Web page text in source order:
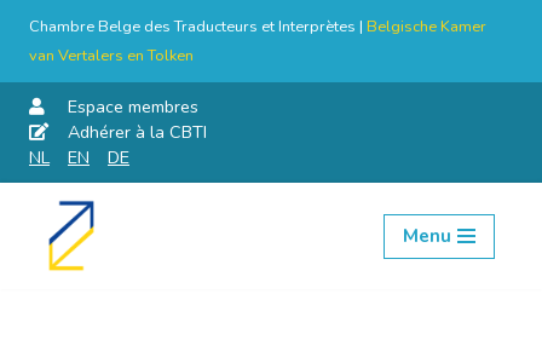
Chambre Belge des Traducteurs et Interprètes | Belgische Kamer
van Vertalers en Tolken
Espace membres
Adhérer à la CBTI
NL
EN DE
Aller
Menu